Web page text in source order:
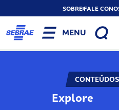
SOBREFALE
MENU
Explore